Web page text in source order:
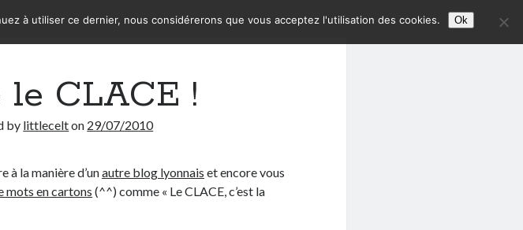
CLACE !
by littlecelton 29/07/2010
à la manière d’unautre blog lyonnais et encore vous
mots en cartons (^^) comme « Le CLACE, c’est la
à utiliser ce dernier, nous considérerons que vous acceptez l'utilisation des cookies. Ok